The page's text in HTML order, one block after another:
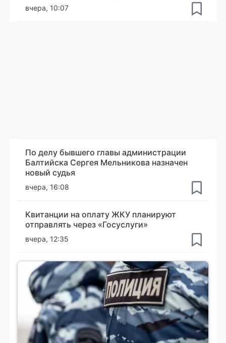
вчера, 10:07
По делу бывшего главы администрации
Балтийска Сергея Мельникова назначен
новый судья
вчера, 16:08
Квитанции на оплату ЖКУ планируют
отправлять через «Госуслуги»
вчера, 12:35